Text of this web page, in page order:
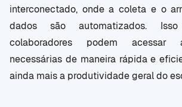
interconectado, onde a coleta e o
dados são automatizados.
colaboradores podem acessar
necessárias de maneira rápida e
ainda mais a produtividade geral do